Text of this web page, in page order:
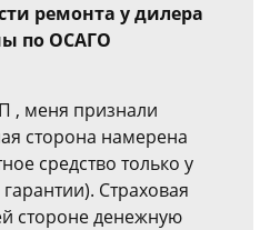
ремонта у дилера
по ОСАГО
, меня признали
сторона намерена
средство только у
Страховая
стороне денежную